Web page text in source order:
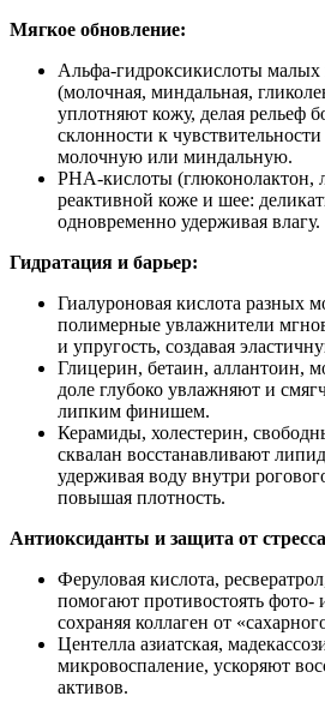
Мягкое обновление:
Альфа‑гидроксикислоты малых
(молочная, миндальная,
уплотняют кожу, делая рельеф
склонности к
молочную или миндальную.
PHA‑кислоты (глюконолактон,
реактивной коже и шее:
одновременно удерживая влагу.
Гидратация и барьер:
Гиалуроновая кислота разных
полимерные увлажнители
и упругость, создавая
Глицерин, бетаин, аллантоин,
доле глубоко увлажняют и
липким финишем.
Керамиды, холестерин,
сквалан восстанавливают
удерживая воду внутри
повышая плотность.
Антиоксиданты и защита от
Феруловая кислота,
помогают противостоять
сохраняя коллаген от
Центелла азиатская,
микровоспаление, ускоряют
активов.